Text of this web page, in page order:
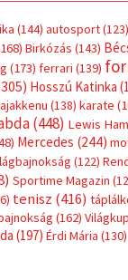
(144) autosport(123)
Birkózás (143)
(173) ferrari (139)
Hosszú Katinka
(138) karate
(448) Lewis
Mercedes (244)
(122)
Sportime Magazin
tenisz (416)
(162)
(197) Érdi Mária (130)